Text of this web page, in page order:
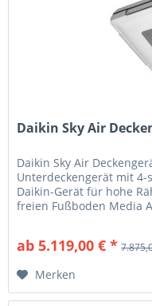
Daikin Sky Air
Daikin Sky Air
Unterdeckengerät mit
Daikin-Gerät für hohe
freien Fußboden Media
ab 5.119,00 € *
Merken